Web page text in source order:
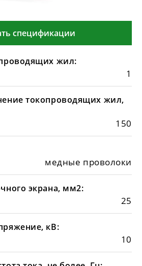
спецификации
жил:
1
токопроводящих жил,
150
медные проволоки
экрана, мм2:
25
кВ:
10